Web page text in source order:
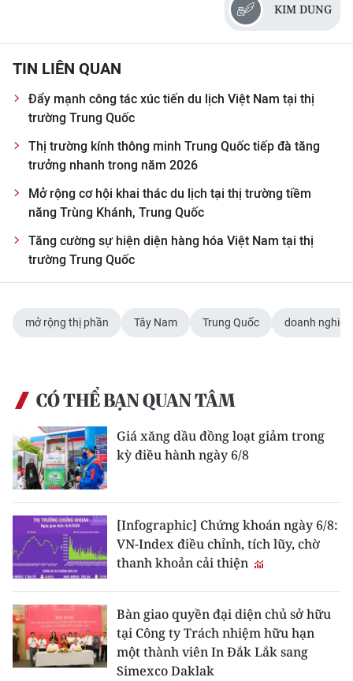
KIM DUNG
TIN LIÊN QUAN
Đẩy mạnh công tác xúc tiến du lịch Việt Nam tại thị
trường Trung Quốc
Thị trường kính thông minh Trung Quốc tiếp đà tăng
trưởng nhanh trong năm 2026
Mở rộng cơ hội khai thác du lịch tại thị trường tiềm
năng Trùng Khánh, Trung Quốc
Tăng cường sự hiện diện hàng hóa Việt Nam tại thị
trường Trung Quốc
mở rộng thị phần Tây Nam Trung Quốc doanh
CÓ THỂ BẠN QUAN TÂM
Giá xăng dầu đồng loạt giảm trong
kỳ điều hành ngày 6/8
[Infographic] Chứng khoán ngày 6/8:
VN-Index điều chỉnh, tích lũy, chờ
thanh khoản cải thiện
Bàn giao quyền đại diện chủ sở hữu
tại Công ty Trách nhiệm hữu hạn
một thành viên In Đắk Lắk sang
Simexco Daklak